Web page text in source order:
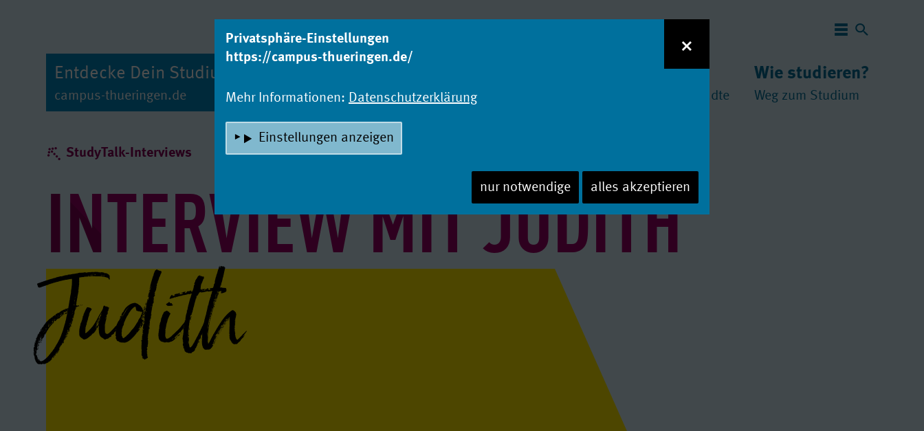
Navigation
Entdecke Dein Studium!
campus-thueringen.de Studienangebot
Wo studieren?
Städte
Wie studieren?
Weg zum Studium
StudyTalk-Interviews
INTERVIEW MIT JUDITH
Judith
Privatsphäre-Einstellungen
https://campus-thueringen.de/
×
Mehr Informationen: Datenschutzerklärung
Einstellungen anzeigen
nur notwendige alles akzeptieren